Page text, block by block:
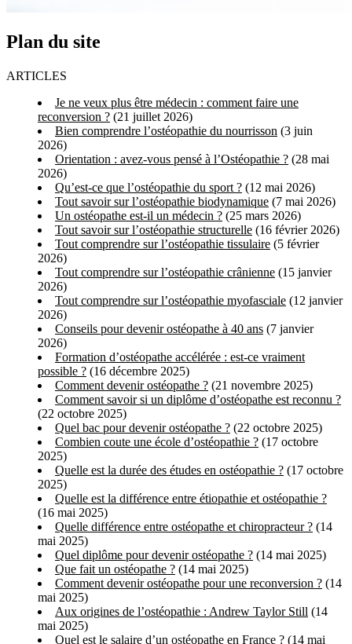
Plan du site
ARTICLES
Je ne veux plus être médecin : comment faire une
reconversion ? (21 juillet 2026)
Bien comprendre l’ostéopathie du nourrisson (3 juin
2026)
Orientation : avez-vous pensé à l’Ostéopathie ? (28 mai
2026)
Qu’est-ce que l’ostéopathie du sport ? (12 mai 2026)
Tout savoir sur l’ostéopathie biodynamique (7 mai 2026)
Un ostéopathe est-il un médecin ? (25 mars 2026)
Tout savoir sur l’ostéopathie structurelle (16 février 2026)
Tout comprendre sur l’ostéopathie tissulaire (5 février
2026)
Tout comprendre sur l’ostéopathie crânienne (15 janvier
2026)
Tout comprendre sur l’ostéopathie myofasciale (12 janvier
2026)
Conseils pour devenir ostéopathe à 40 ans (7 janvier
2026)
Formation d’ostéopathe accélérée : est-ce vraiment
possible ? (16 décembre 2025)
Comment devenir ostéopathe ? (21 novembre 2025)
Comment savoir si un diplôme d’ostéopathe est reconnu ?
(22 octobre 2025)
Quel bac pour devenir ostéopathe ? (22 octobre 2025)
Combien coute une école d’ostéopathie ? (17 octobre
2025)
Quelle est la durée des études en ostéopathie ? (17 octobre
2025)
Quelle est la différence entre étiopathie et ostéopathie ?
(16 mai 2025)
Quelle différence entre ostéopathe et chiropracteur ? (14
mai 2025)
Quel diplôme pour devenir ostéopathe ? (14 mai 2025)
Que fait un ostéopathe ? (14 mai 2025)
Comment devenir ostéopathe pour une reconversion ? (14
mai 2025)
Aux origines de l’ostéopathie : Andrew Taylor Still (14
mai 2025)
Quel est le salaire d’un ostéopathe en France ? (14 mai